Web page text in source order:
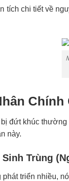
tích chi tiết về
đứt khúc
này.
Trùng
phát triển nhiều,